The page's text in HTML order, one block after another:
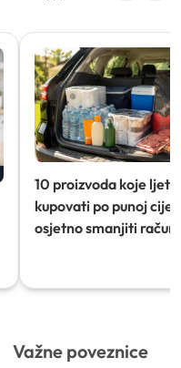
10 proizvoda koje ljeti
kupovati po punoj
osjetno smanjiti račun)
Važne poveznice